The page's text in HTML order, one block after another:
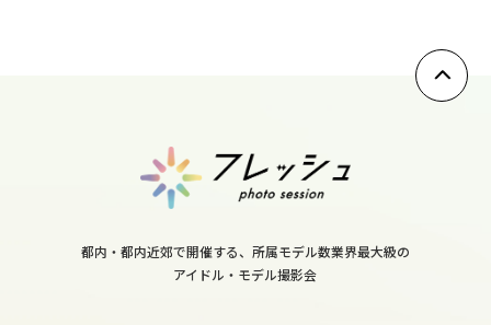
sat
都内・都内近郊で開催する、所属モデル数業界最大級の
アイドル・モデル撮影会